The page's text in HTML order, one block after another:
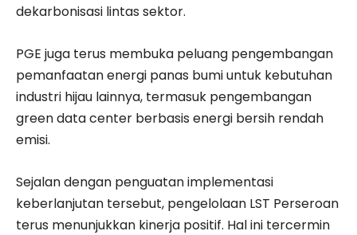
dekarbonisasi lintas sektor.
PGE juga terus membuka peluang pengembangan
pemanfaatan energi panas bumi untuk kebutuhan
industri hijau lainnya, termasuk pengembangan
green data center berbasis energi bersih rendah
emisi.
Sejalan dengan penguatan implementasi
keberlanjutan tersebut, pengelolaan LST Perseroan
terus menunjukkan kinerja positif. Hal ini tercermin